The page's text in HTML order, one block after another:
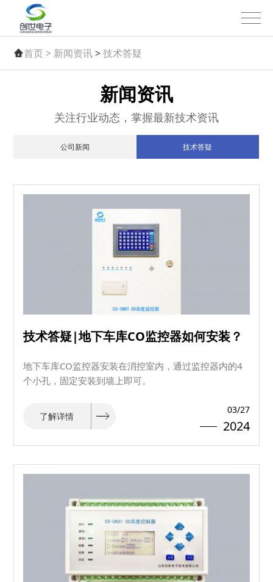
首页 > 新闻资讯>技术答疑
新闻资讯
关注行业动态，掌握最新技术资讯
公司新闻 技术答疑
技术答疑|地下车库CO监控器如何安装？
地下车库CO监控器安装在消控室内，​通过监控器内的4
个小孔，固定安装到墙上即可。
了解详情
03/27
2024